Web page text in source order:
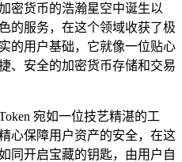
密货币的浩瀚星空中诞生以
的服务，在这个领域收获了极
的用户基础，它就像一位贴心
、安全的加密货币存储和交易
宛如一位技艺精湛的工
心保障用户资产的安全，在这
同开启宝藏的钥匙，由用户自